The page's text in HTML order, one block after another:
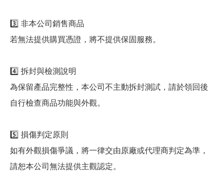
3️⃣ 非本公司銷售商品
若無法提供購買憑證，將不提供保固服務。
4️⃣ 拆封與檢測說明
為保留產品完整性，本公司不主動拆封測試，請於領回後
自行檢查商品功能與外觀。
5️⃣ 損傷判定原則
如有外觀損傷爭議，將一律交由原廠或代理商判定為準，
請恕本公司無法提供主觀認定。